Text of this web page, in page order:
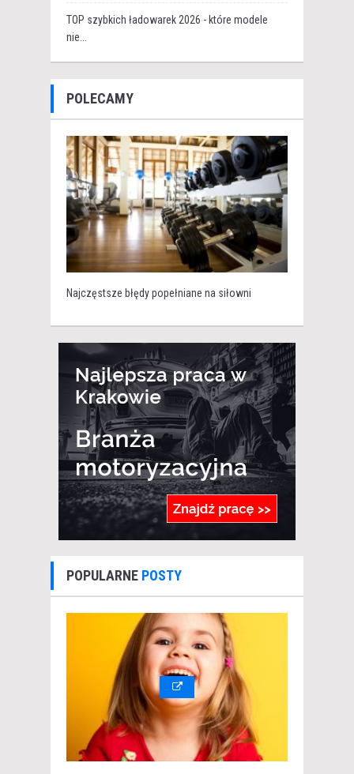
TOP szybkich ładowarek 2026 - które modele
nie...
POLECAMY
Najczęstsze błędy popełniane na siłowni
POPULARNE POSTY